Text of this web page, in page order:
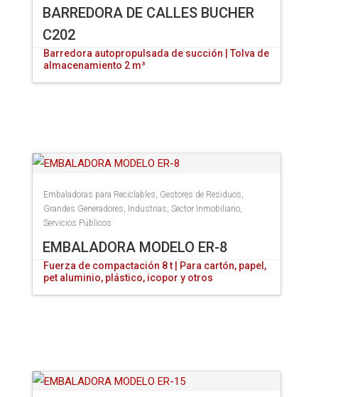
BARREDORA DE CALLES BUCHER
C202
Barredora autopropulsada de succión | Tolva de
almacenamiento 2 m³
Embaladoras para Reciclables, Gestores de Residuos,
Grandes Generadores, Industrias, Sector Inmobiliario,
Servicios Públicos
EMBALADORA MODELO ER-8
Fuerza de compactación 8 t | Para cartón, papel,
pet aluminio, plástico, icopor y otros